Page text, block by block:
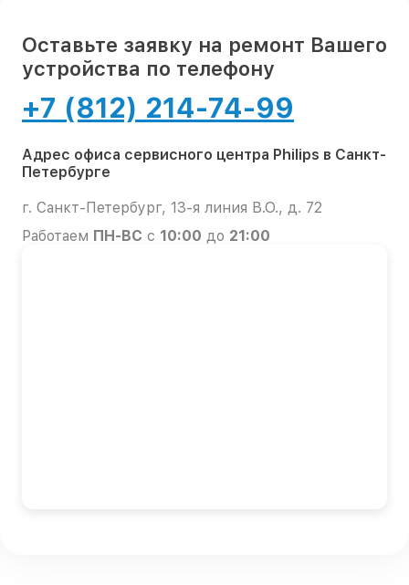
Оставьте заявку на ремонт Вашего
устройства по телефону
+7 (812) 214-74-99
Адрес офиса сервисного центра Philips в Санкт-
Петербурге
г. Санкт-Петербург, 13-я линия В.О., д. 72
Работаем ПН-ВС с 10:00 до 21:00